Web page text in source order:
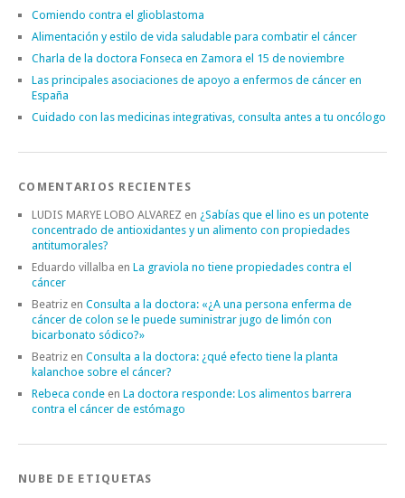
Comiendo contra el glioblastoma
Alimentación y estilo de vida saludable para combatir el cáncer
Charla de la doctora Fonseca en Zamora el 15 de noviembre
Las principales asociaciones de apoyo a enfermos de cáncer en
España
Cuidado con las medicinas integrativas, consulta antes a tu oncólogo
COMENTARIOS RECIENTES
LUDIS MARYE LOBO ALVAREZ en ¿Sabías que el lino es un potente
concentrado de antioxidantes y un alimento con propiedades
antitumorales?
Eduardo villalba en La graviola no tiene propiedades contra el
cáncer
Beatriz en Consulta a la doctora: «¿A una persona enferma de
cáncer de colon se le puede suministrar jugo de limón con
bicarbonato sódico?»
Beatriz en Consulta a la doctora: ¿qué efecto tiene la planta
kalanchoe sobre el cáncer?
Rebeca conde en La doctora responde: Los alimentos barrera
contra el cáncer de estómago
NUBE DE ETIQUETAS